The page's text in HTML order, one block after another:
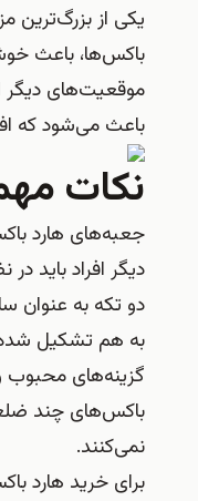
یکی از بزرگ‌ترین
باکس‌ها، باعث
موقعیت‌های دیگر
باعث می‌شود که
نکات
جعبه‌های هارد
دیگر افراد باید
دو تکه به عنوان
به هم تشکیل
گزینه‌های محبوب
باکس‌های چند
نمی‌کنند.
برای خرید هارد